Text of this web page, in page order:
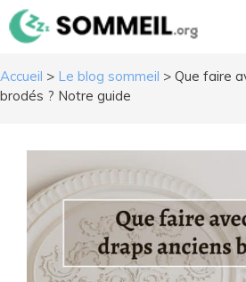
Aller
au
Accueil > Le blog sommeil > Que faire
brodés ? Notre guide